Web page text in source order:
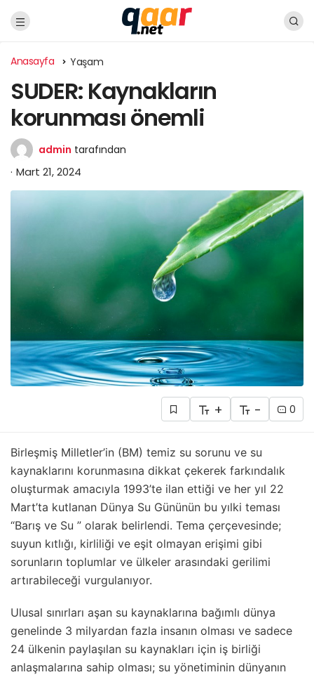
Anasayfa Yaşam
SUDER: Kaynakların
korunması önemli
admin tarafından
Mart 21, 2024
+ - 0
Birleşmiş Milletler’in (BM) temiz su sorunu ve su
kaynaklarını korunmasına dikkat çekerek farkındalık
oluşturmak amacıyla 1993’te ilan ettiği ve her yıl 22
Mart’ta kutlanan Dünya Su Gününün bu yılki teması
“Barış ve Su ” olarak belirlendi. Tema çerçevesinde;
suyun kıtlığı, kirliliği ve eşit olmayan erişimi gibi
sorunların toplumlar ve ülkeler arasındaki gerilimi
artırabileceği vurgulanıyor.
Ulusal sınırları aşan su kaynaklarına bağımlı dünya
genelinde 3 milyardan fazla insanın olması ve sadece
24 ülkenin paylaşılan su kaynakları için iş birliği
anlaşmalarına sahip olması; su yönetiminin dünyanın